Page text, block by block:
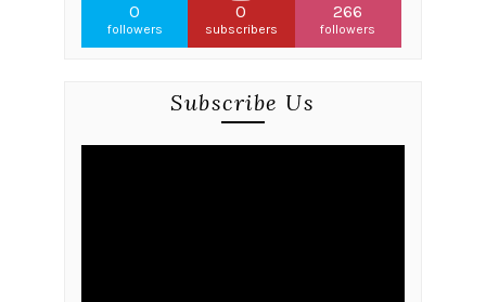
0
followers
0
subscribers
266
followers
Subscribe Us